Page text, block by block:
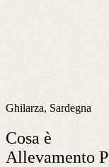
Ghilarza, Sardegna
Cosa è
Allevamento